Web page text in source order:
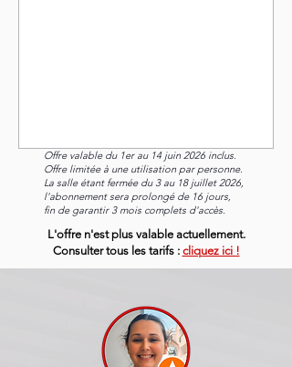
Offre valable du 1er au 14 juin 2026 inclus.
Offre limitée à une utilisation par personne.
La salle étant fermée du 3 au 18 juillet 2026,
l'abonnement sera prolongé de 16 jours,
fin de garantir 3 mois complets d'accès.
L'offre n'est plus valable actuellement.
Consulter tous les tarifs : cliquez ici !